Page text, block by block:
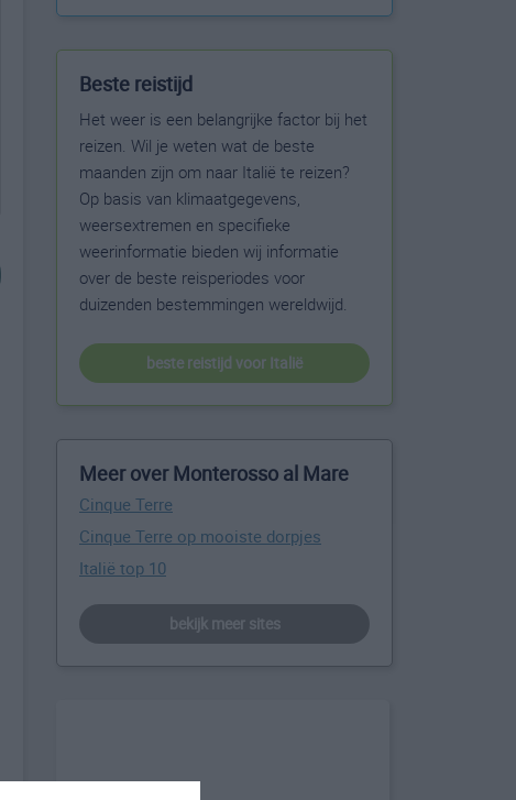
Beste reistijd
Het weer is een belangrijke factor bij het
reizen. Wil je weten wat de beste
maanden zijn om naar Italië te reizen?
Op basis van klimaatgegevens,
weersextremen en specifieke
weerinformatie bieden wij informatie
over de beste reisperiodes voor
duizenden bestemmingen wereldwijd.
beste reistijd voor Italië
Meer over Monterosso al Mare
Cinque Terre
Cinque Terre op mooiste dorpjes
Italië top 10
bekijk meer sites